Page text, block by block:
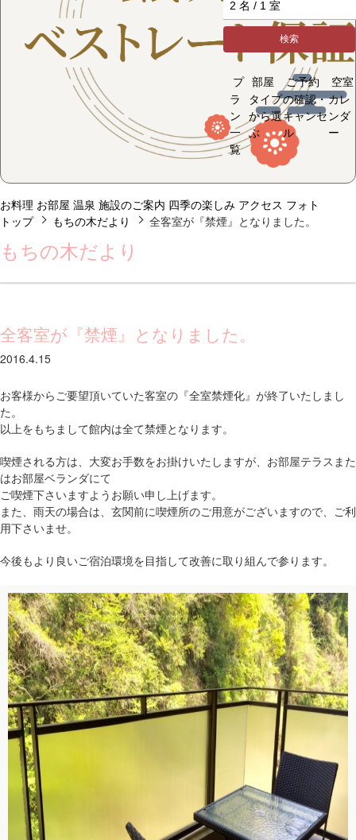
検索
プ
ラ
ン
一
覧
部屋
タイプ
から選
ぶ
ご予約
の確認・
キャンセ
ル
空室
カレ
ンダ
ー
お料理 お部屋 温泉 施設のご案内 四季の楽しみ アクセス フォト
トップ
もちの木だより 全客室が『禁煙』となりました。
もちの木だより
全客室が『禁煙』となりました。
2016.4.15
お客様からご要望頂いていた客室の『全室禁煙化』が終了いたしまし
た。
以上をもちまして館内は全て禁煙となります。
喫煙される方は、大変お手数をお掛けいたしますが、お部屋テラスまた
はお部屋ベランダにて
ご喫煙下さいますようお願い申し上げます。
また、雨天の場合は、玄関前に喫煙所のご用意がございますので、ご利
用下さいませ。
今後もより良いご宿泊環境を目指して改善に取り組んで参ります。